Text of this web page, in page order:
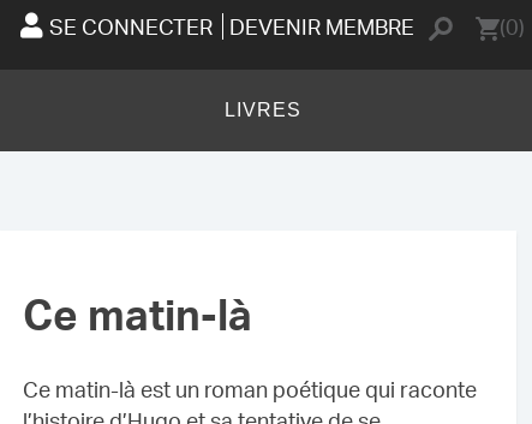
SE CONNECTER DEVENIR MEMBRE (0)
LIVRES
Ce matin-là
Ce matin-là est un roman poétique qui raconte